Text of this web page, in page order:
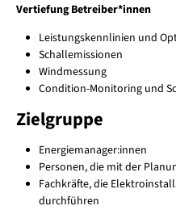
Vertiefung Betreiber*innen
Leistungskennlinien und
Schallemissionen
Windmessung
Condition-Monitoring und
Zielgruppe
Energiemanager:innen
Personen, die mit der
Fachkräfte, die
durchführen